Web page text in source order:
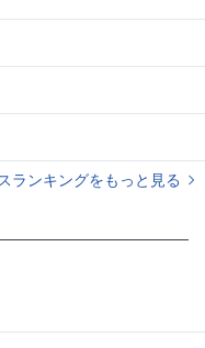
ランキングをもっと見る